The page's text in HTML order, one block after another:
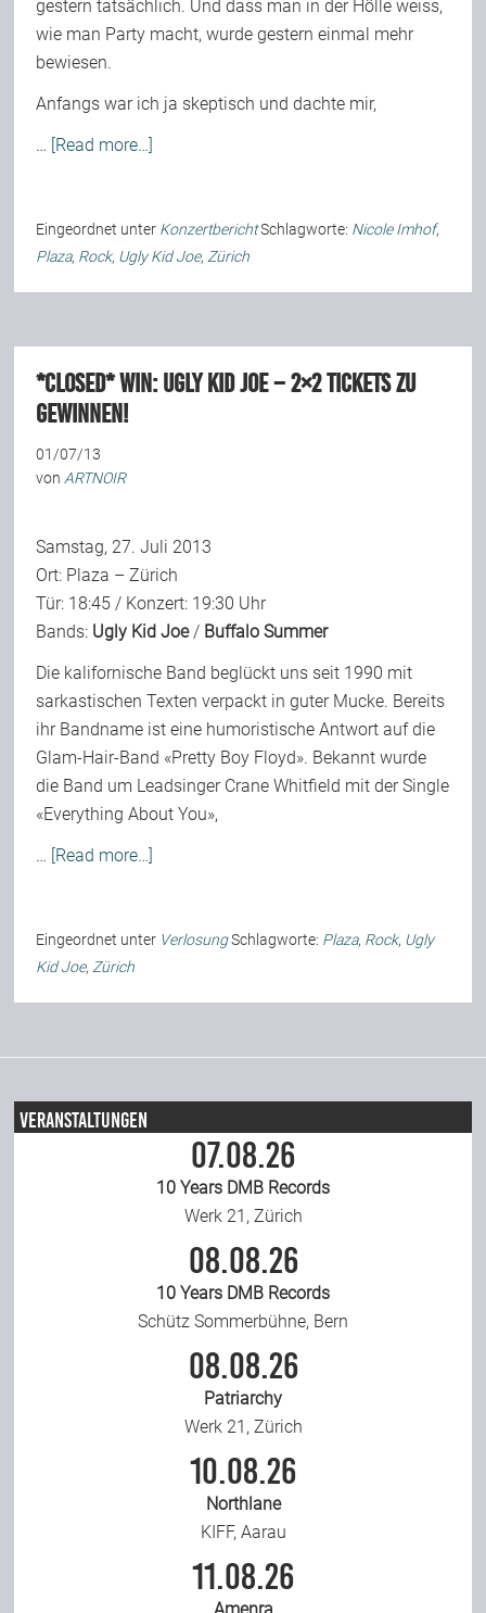
gestern tatsächlich. Und dass man in der Hölle weiss,
wie man Party macht, wurde gestern einmal mehr
bewiesen.
Anfangs war ich ja skeptisch und dachte mir,
… [Read more…]
Eingeordnet unter KonzertberichtSchlagworte: Nicole Imhof,
Plaza, Rock, Ugly Kid Joe, Zürich
*closed* WIN: UGLY KID JOE – 2×2 Tickets zu
gewinnen!
01/07/13
von ARTNOIR
Samstag, 27. Juli 2013
Ort: Plaza – Zürich
Tür: 18:45 / Konzert: 19:30 Uhr
Bands: Ugly Kid Joe/ Buffalo Summer
Die kalifornische Band beglückt uns seit 1990 mit
sarkastischen Texten verpackt in guter Mucke. Bereits
ihr Bandname ist eine humoristische Antwort auf die
Glam-Hair-Band «Pretty Boy Floyd». Bekannt wurde
die Band um Leadsinger Crane Whitfield mit der Single
«Everything About You»,
… [Read more…]
Eingeordnet unter VerlosungSchlagworte: Plaza, Rock, Ugly
Kid Joe, Zürich
Veranstaltungen
07.08.26
10 Years DMB Records
Werk 21, Zürich
08.08.26
10 Years DMB Records
Schütz Sommerbühne, Bern
08.08.26
Patriarchy
Werk 21, Zürich
10.08.26
Northlane
KIFF, Aarau
11.08.26